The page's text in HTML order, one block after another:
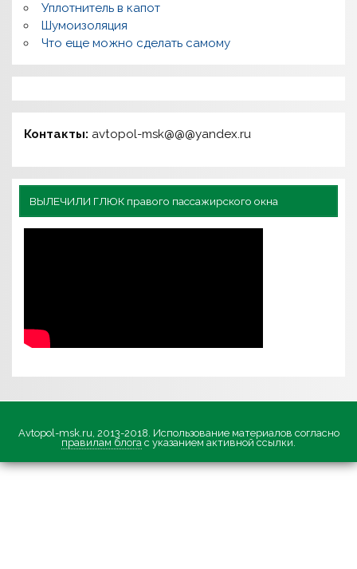
Уплотнитель в капот
Шумоизоляция
Что еще можно сделать самому
Контакты: avtopol-msk@@@yandex.ru
ВЫЛЕЧИЛИ ГЛЮК правого пассажирского окна
Avtopol-msk.ru, 2013-2018. Использование материалов согласно
правилам блога с указанием активной ссылки.